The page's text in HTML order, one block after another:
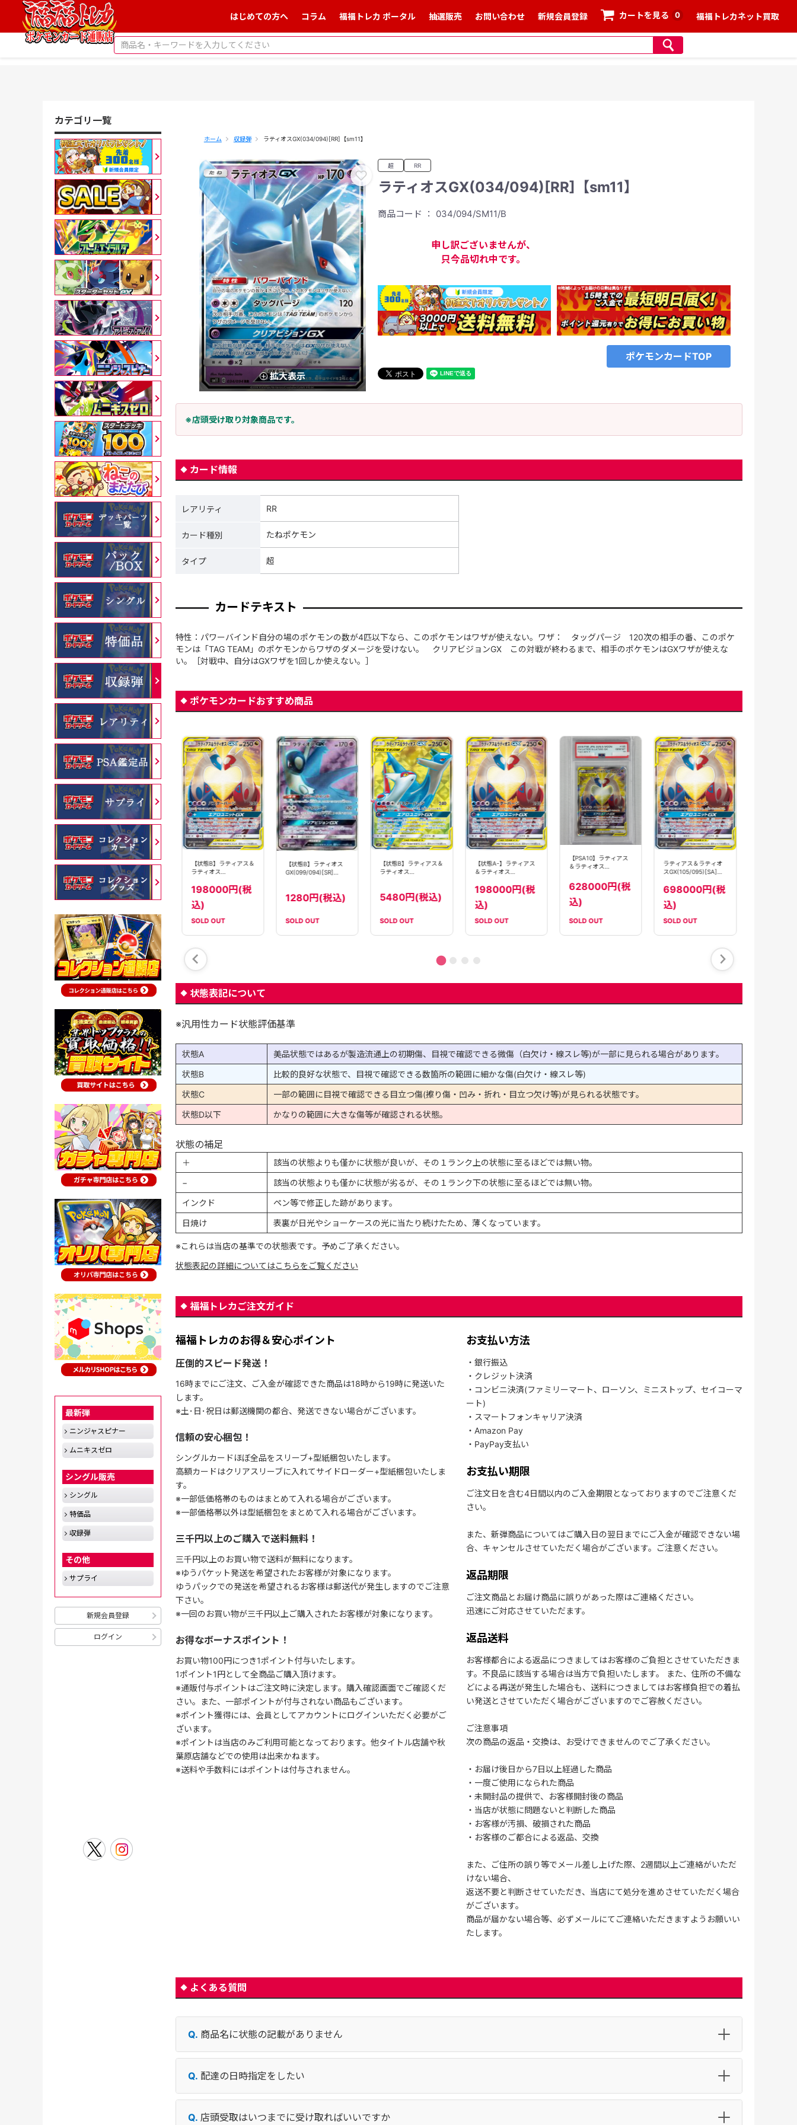
はじめての方へ コラム 福福トレカ ポータル 抽選販売 お問い合わせ 新規会員登録 カートを見る 0 福福トレカネット買取
ホーム 収録弾 ラティオスGX(034/094)[RR]【sm11】
拡大表示
超 RR
ラティオスGX(034/094)[RR]【sm11】
商品コード ： 034/094/SM11/B
申し訳ございませんが、
只今品切れ中です。
ポケモンカードTOP
※店頭受け取り対象商品です。
カード情報
レアリティ RR
カード種別 たねポケモン
タイプ 超
カードテキスト
特性：パワーバインド自分の場のポケモンの数が4匹以下なら、このポケモンはワザが使えない。ワザ： タッグパージ 120次の相手の番、このポケ
モンは「TAG TEAM」のポケモンからワザのダメージを受けない。 クリアビジョンGX この対戦が終わるまで、相手のポケモンはGXワザが使えな
い。［対戦中、自分はGXワザを1回しか使えない。］
ポケモンカードおすすめ商品
【状態B】ラティオス
480円(税込)
【状態B】ラティアス&
ラティオス
GX(060/095)[RR]
【sm9】
2780円(税込)
SOLD OUT
【状態B】ラティアス＆
ラティオス
【sm9】
198000円(税
込)
SOLD OUT
【状態B】ラティオス
GX(099/094)[SR]
1280円(税込)
SOLD OUT
【状態B】ラティアス＆
ラティオス
5480円(税込)
SOLD OUT
【状態A-】ラティアス
＆ラティオス
【sm9】
198000円(税
込)
SOLD OUT
【PSA10】ラティアス
＆ラティオス
【sm9】
628000円(税
込)
SOLD OUT
ラティアス＆ラティオ
スGX(105/095)[SA]
698000円(税
込)
SOLD OUT
状態表記について
※汎用性カード状態評価基準
状態A
美品状態ではあるが製造流通上の初期傷、目視で確認できる微傷（白欠け・線スレ等)が一部に見られる場合があります。
状態B
比較的良好な状態で、目視で確認できる数箇所の範囲に細かな傷(白欠け・線スレ等)
状態C
一部の範囲に目視で確認できる目立つ傷(擦り傷・凹み・折れ・目立つ欠け等)が見られる状態です。
状態D以下
かなりの範囲に大きな傷等が確認される状態。
状態の補足
＋
該当の状態よりも僅かに状態が良いが、その１ランク上の状態に至るほどでは無い物。
−
該当の状態よりも僅かに状態が劣るが、その１ランク下の状態に至るほどでは無い物。
インクド
ペン等で修正した跡があります。
日焼け
表裏が日光やショーケースの光に当たり続けたため、薄くなっています。
※これらは当店の基準での状態表です。予めご了承ください。
状態表記の詳細についてはこちらをご覧ください
福福トレカご注文ガイド
福福トレカのお得＆安心ポイント
圧倒的スピード発送！
16時までにご注文、ご入金が確認できた商品は18時から19時に発送いた
します。
※土･日･祝日は郵送機関の都合、発送できない場合がございます。
信頼の安心梱包！
シングルカードほぼ全品をスリーブ+型紙梱包いたします。
高額カードはクリアスリーブに入れてサイドローダー+型紙梱包いたしま
す。
※一部低価格帯のものはまとめて入れる場合がございます。
※一部価格帯以外は型紙梱包をまとめて入れる場合がございます。
三千円以上のご購入で送料無料！
三千円以上のお買い物で送料が無料になります。
※ゆうパケット発送を希望されたお客様が対象になります。
ゆうパックでの発送を希望されるお客様は郵送代が発生しますのでご注意
下さい。
※一回のお買い物が三千円以上ご購入されたお客様が対象になります。
お得なボーナスポイント！
お買い物100円につき1ポイント付与いたします。
1ポイント1円として全商品ご購入頂けます。
※通販付与ポイントはご注文時に決定します。購入確認画面でご確認くだ
さい。また、一部ポイントが付与されない商品もございます。
※ポイント獲得には、会員としてアカウントにログインいただく必要がご
ざいます。
※ポイントは当店のみご利用可能となっております。他タイトル店舗や秋
葉原店舗などでの使用は出来かねます。
※送料や手数料にはポイントは付与されません。
お支払い方法
・銀行振込
・クレジット決済
・コンビニ決済(ファミリーマート、ローソン、ミニストップ、セイコーマ
ート)
・スマートフォンキャリア決済
・Amazon Pay
・PayPay支払い
お支払い期限
ご注文日を含む4日間以内のご入金期限となっておりますのでご注意くだ
さい。
また、新弾商品についてはご購入日の翌日までにご入金が確認できない場
合、キャンセルさせていただく場合がございます。ご注意ください。
返品期限
ご注文商品とお届け商品に誤りがあった際はご連絡ください。
迅速にご対応させていただます。
返品送料
お客様都合による返品につきましてはお客様のご負担とさせていただきま
す。不良品に該当する場合は当方で負担いたします。 また、住所の不備な
どによる再送が発生した場合も、送料につきましてはお客様負担での着払
い発送とさせていただく場合がございますのでご容赦ください。
ご注意事項
次の商品の返品・交換は、お受けできませんのでご了承ください。
・お届け後日から7日以上経過した商品
・一度ご使用になられた商品
・未開封品の提供で、お客様開封後の商品
・当店が状態に問題ないと判断した商品
・お客様が汚損、破損された商品
・お客様のご都合による返品、交換
また、ご住所の誤り等でメール差し上げた際、2週間以上ご連絡がいただ
けない場合、
返送不要と判断させていただき、当店にて処分を進めさせていただく場合
がございます。
商品が届かない場合等、必ずメールにてご連絡いただきますようお願いい
たします。
よくある質問
商品名に状態の記載がありません
配達の日時指定をしたい
店頭受取はいつまでに受け取ればいいですか
カテゴリ一覧
最新弾
ニンジャスピナー
ムニキスゼロ
シングル販売
シングル
特価品
収録弾
その他
サプライ
新規会員登録
ログイン